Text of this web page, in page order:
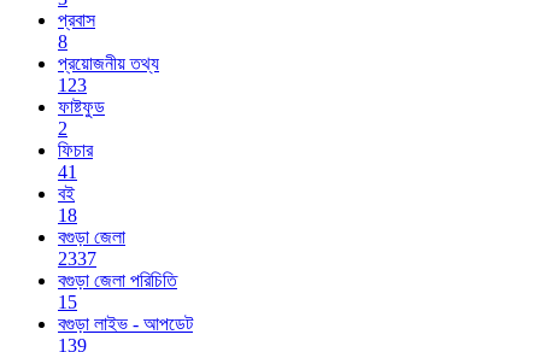
প্রবাস
8
প্রয়োজনীয় তথ্য
123
ফাষ্টফুড
2
ফিচার
41
বই
18
বগুড়া জেলা
2337
বগুড়া জেলা পরিচিতি
15
বগুড়া লাইভ - আপডেট
139